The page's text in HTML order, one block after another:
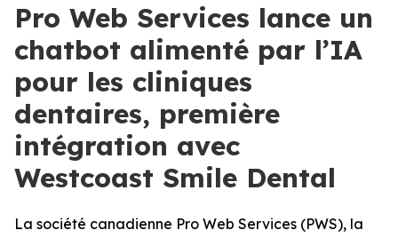
Pro Web Services lance un
chatbot alimenté par l’IA
pour les cliniques
dentaires, première
intégration avec
Westcoast Smile Dental
La société canadienne Pro Web Services (PWS), la